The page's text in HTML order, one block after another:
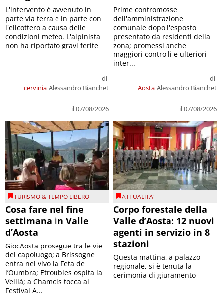
cervinia
di
Alessandro Bianchet
il 07/08/2026
L'intervento è avvenuto in
parte via terra e in parte con
l'elicottero a causa delle
condizioni meteo. L'alpinista
non ha riportato gravi ferite
Aosta
di
Alessandro Bianchet
il 07/08/2026
Prime contromosse
dell'amministrazione
comunale dopo l'esposto
presentato da residenti della
zona; promessi anche
maggiori controlli e ulteriori
inter...
TURISMO & TEMPO LIBERO
Cosa fare nel fine
settimana in Valle
d’Aosta
GiocAosta prosegue tra le vie
del capoluogo; a Brissogne
entra nel vivo la Feta de
l’Oumbra; Etroubles ospita la
Veillà; a Chamois tocca al
Festival A...
ATTUALITA'
Corpo forestale della
Valle d’Aosta: 12 nuovi
agenti in servizio in 8
stazioni
Questa mattina, a palazzo
regionale, si è tenuta la
cerimonia di giuramento